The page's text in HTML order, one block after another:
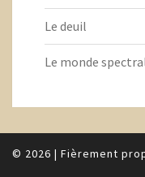
Le deuil
Le monde
© 2026 | Fièrement